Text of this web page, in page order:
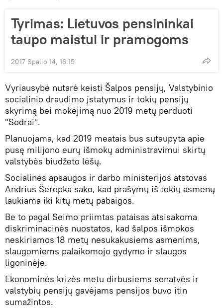
Tyrimas: Lietuvos pensininkai
taupo maistui ir pramogoms
2017 Spalio 14, 16:15
Vyriausybė nutarė keisti Šalpos pensijų, Valstybinio
socialinio draudimo įstatymus ir tokių pensijų
skyrimą bei mokėjimą nuo 2019 metų perduoti
"Sodrai".
Planuojama, kad 2019 meatais bus sutaupyta apie
pusę milijono eurų išmokų administravimui skirtų
valstybės biudžeto lėšų.
Socialinės apsaugos ir darbo ministerijos atstovas
Andrius Šerepka sako, kad prašymų iš tokių asmenų
laukiama iki kitų metų pabaigos.
Be to pagal Seimo priimtas pataisas atsisakoma
diskriminacinės nuostatos, kad šalpos išmokos
neskiriamos 18 metų nesukakusiems asmenims,
slaugomiems palaikomojo gydymo ir slaugos
ligoninėje.
Ekonominės krizės metu dirbusiems senatvės ir
valstybių pensijų gavėjams pensijos buvo itin
sumažintos.